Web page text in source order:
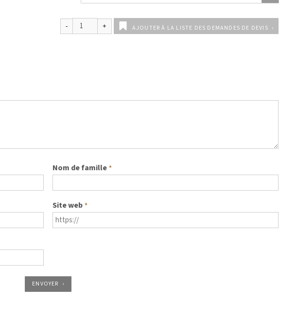
AJOUTER À LA LISTE DES DEMANDES DE DEVIS
Nom de famille *
Site web *
ENVOYER